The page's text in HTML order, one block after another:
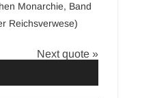
Monarchie, Band
Reichsverwese)
Next quote »